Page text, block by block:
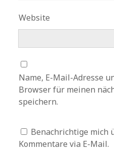
Website
Name, E-Mail-Adresse
Browser für meinen
speichern.
Benachrichtige mich
Kommentare via E-Mail.